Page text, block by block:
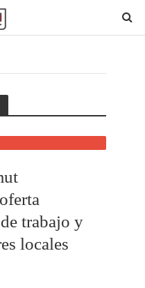
trabajo y
locales